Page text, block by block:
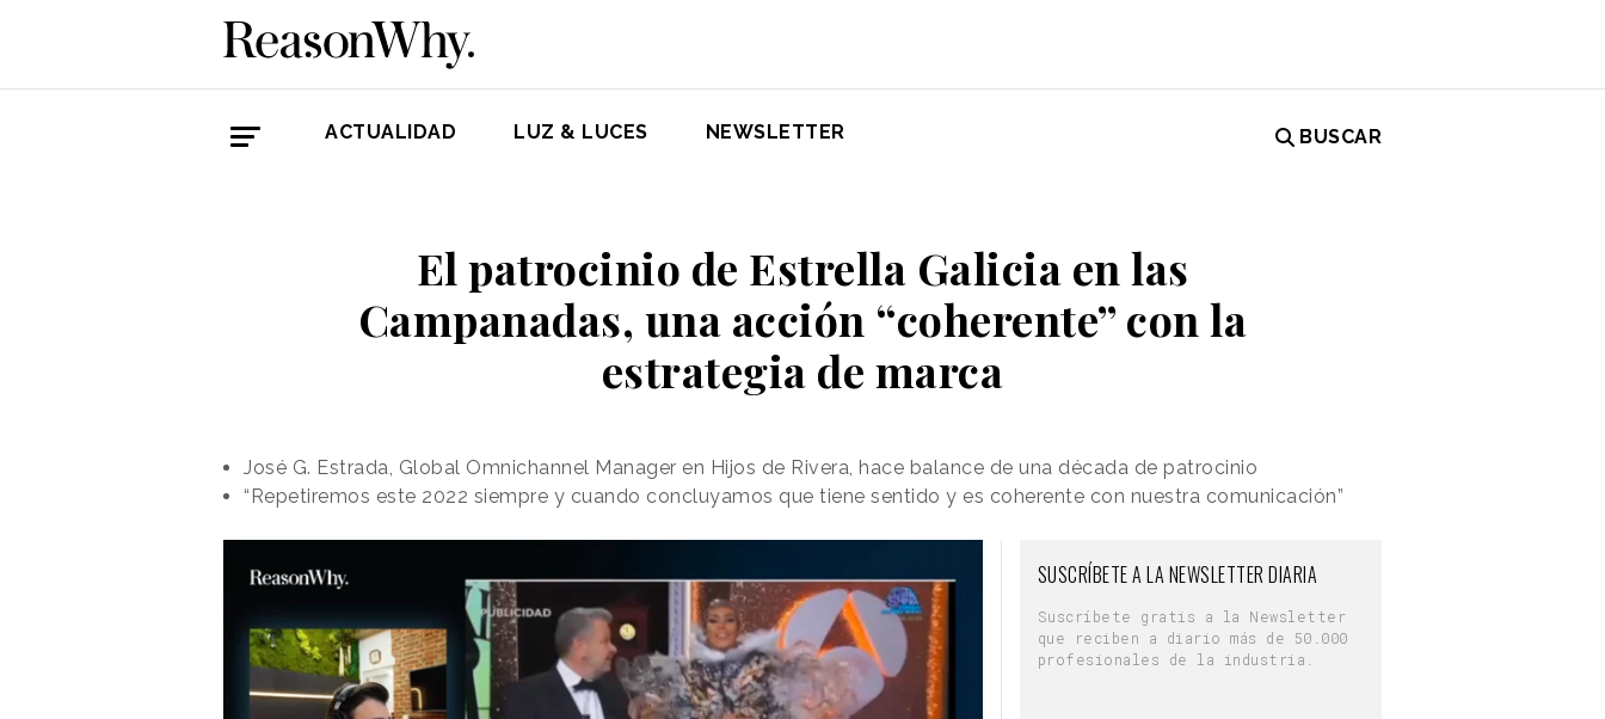
ACTUALIDAD LUZ & LUCES NEWSLETTER BUSCAR
El patrocinio de Estrella Galicia en las
Campanadas, una acción “coherente” con la
estrategia de marca
José G. Estrada, Global Omnichannel Manager en Hijos de Rivera, hace balance de una década de patrocinio
“Repetiremos este 2022 siempre y cuando concluyamos que tiene sentido y es coherente con nuestra comunicación”
SUSCRÍBETE A LA NEWSLETTER DIARIA
Suscríbete gratis a la Newsletter
que reciben a diario más de 50.000
profesionales de la industria.